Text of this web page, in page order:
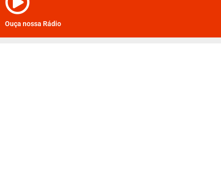
Ouça nossa Rádio